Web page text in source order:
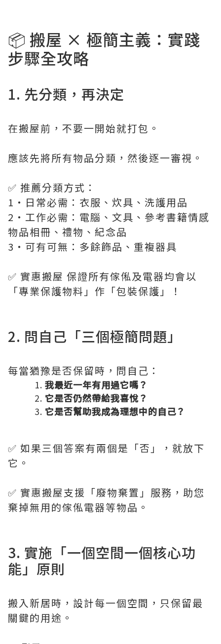
📦 搬屋 × 極簡主義：實踐
步驟全攻略
1. 先分類，再決定
在搬屋前，不要一開始就打包。
應該先將所有物品分類，然後逐一審視。
✅ 推薦分類方式：
1・日常必需：衣服、炊具、洗護用品
2・工作必需：電腦、文具、參考書籍情感
物品相冊、禮物、紀念品
3・可有可無：多餘飾品、重複器具
✅ 實惠搬屋 保證所有傢俬及電器均會以
「專業保護物料」作「包裝保護」！
2. 問自己「三個極簡問題」
每當猶豫是否保留時，問自己：
我最近一年有用過它嗎？
它是否仍然帶給我喜悅？
它是否幫助我成為理想中的自己？
✅ 如果三個答案有兩個是「否」，就放下
它。
✅ 實惠搬屋支援「廢物棄置」服務，助您
棄掉無用的傢俬電器等物品。
3. 實施「一個空間一個核心功
能」原則
搬入新居時，設計每一個空間，只保留最
關鍵的用途。